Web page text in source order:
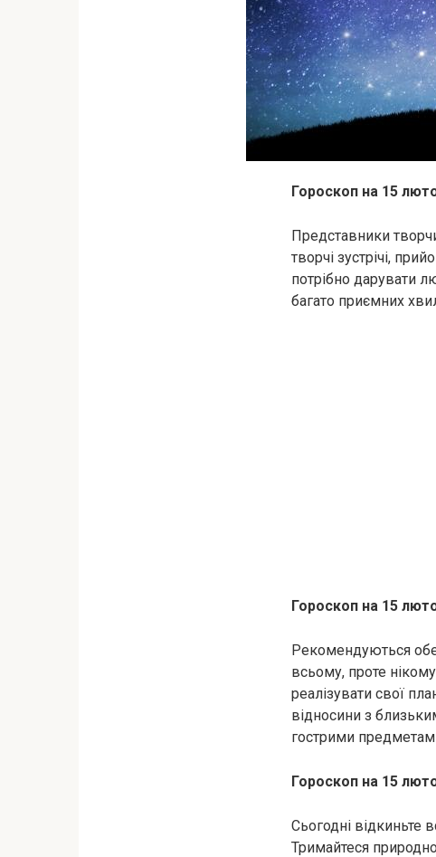
Гороскоп на 15
Представники
творчі зустрічі,
потрібно дарувати
багато приємних
Гороскоп на 15
Рекомендуються
всьому, проте нікому
реалізувати свої
відносини з
гострими
Гороскоп на 15
Сьогодні відкиньте
Тримайтеся